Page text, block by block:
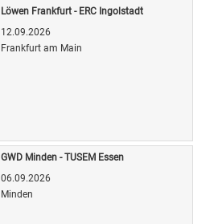
Löwen Frankfurt - ERC Ingolstadt
12.09.2026
Frankfurt am Main
GWD Minden - TUSEM Essen
06.09.2026
Minden